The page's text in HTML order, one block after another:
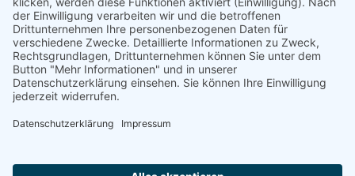
NEUESTEN STELLENANGEBOTE
Mitarbeiter Wareneingang / Warenausgang (m/w/d)
23. Juli 2026